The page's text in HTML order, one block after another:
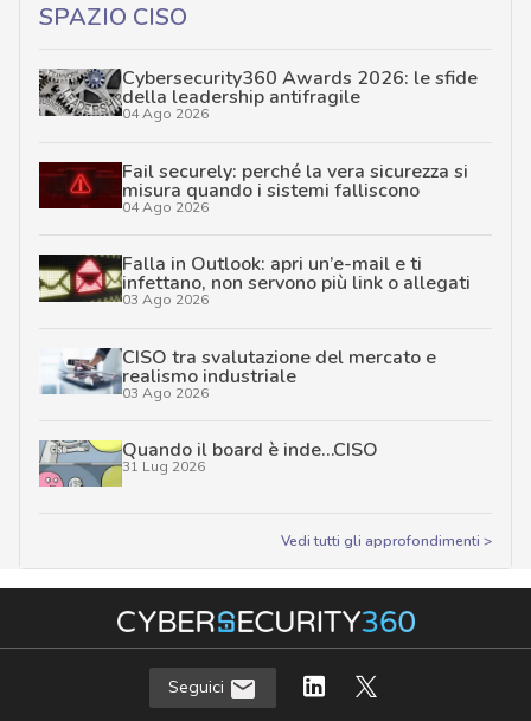
SPAZIO CISO
Cybersecurity360 Awards 2026: le sfide
della leadership antifragile
04 Ago 2026
Fail securely: perché la vera sicurezza si
misura quando i sistemi falliscono
04 Ago 2026
Falla in Outlook: apri un’e-mail e ti
infettano, non servono più link o allegati
03 Ago 2026
CISO tra svalutazione del mercato e
realismo industriale
03 Ago 2026
Quando il board è inde…CISO
31 Lug 2026
Vedi tutti gli approfondimenti >
Seguici